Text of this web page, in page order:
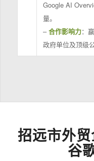
Google AI
量。
–合作影响力：
政府单位及顶级
招远市外
谷